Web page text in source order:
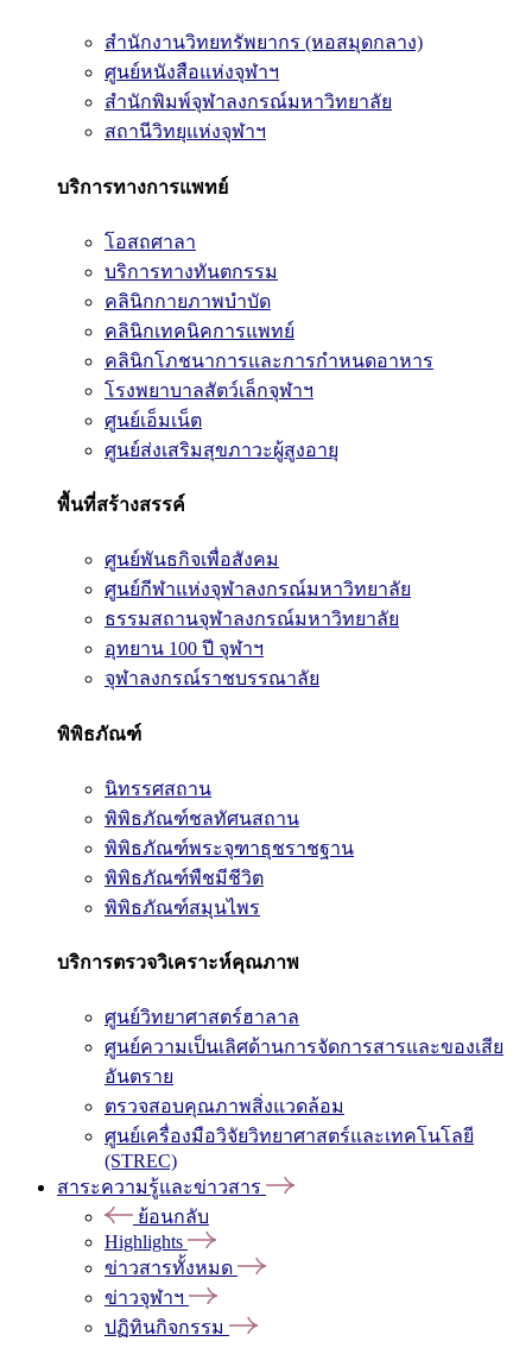
สำนักงานวิทยทรัพยากร (หอสมุดกลาง)
ศูนย์หนังสือแห่งจุฬาฯ
สำนักพิมพ์จุฬาลงกรณ์มหาวิทยาลัย
สถานีวิทยุแห่งจุฬาฯ
บริการทางการแพทย์
โอสถศาลา
บริการทางทันตกรรม
คลินิกกายภาพบำบัด
คลินิกเทคนิคการแพทย์
คลินิกโภชนาการและการกำหนดอาหาร
โรงพยาบาลสัตว์เล็กจุฬาฯ
ศูนย์เอ็มเน็ต
ศูนย์ส่งเสริมสุขภาวะผู้สูงอายุ
พื้นที่สร้างสรรค์
ศูนย์พันธกิจเพื่อสังคม
ศูนย์กีฬาแห่งจุฬาลงกรณ์มหาวิทยาลัย
ธรรมสถานจุฬาลงกรณ์มหาวิทยาลัย
อุทยาน 100 ปี จุฬาฯ
จุฬาลงกรณ์ราชบรรณาลัย
พิพิธภัณฑ์
นิทรรศสถาน
พิพิธภัณฑ์ชลทัศนสถาน
พิพิธภัณฑ์พระจุฑาธุชราชฐาน
พิพิธภัณฑ์พืชมีชีวิต
พิพิธภัณฑ์สมุนไพร
บริการตรวจวิเคราะห์คุณภาพ
ศูนย์วิทยาศาสตร์ฮาลาล
ศูนย์ความเป็นเลิศด้านการจัดการสารและของเสีย
อันตราย
ตรวจสอบคุณภาพสิ่งแวดล้อม
ศูนย์เครื่องมือวิจัยวิทยาศาสตร์และเทคโนโลยี
(STREC)
สาระความรู้และข่าวสาร
ย้อนกลับ
Highlights
ข่าวสารทั้งหมด
ข่าวจุฬาฯ
ปฏิทินกิจกรรม